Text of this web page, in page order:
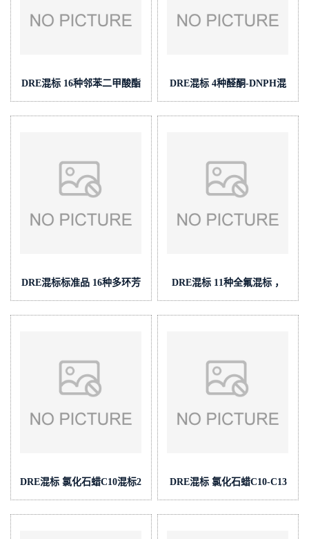
DRE混标 16种邻苯二甲酸酯
混标 cas号:多组分 (泰坦现货
DRE混标 4种醛酮-DNPH混
标(甲醛,乙醛,丙烯醛,丙酮)
DRE混标标准品 16种多环芳
烃混标 (PAHS) /HJ 478-
5009.265-2016 cas号:多组分
(泰坦现货供应)
DRE混标 11种全氟混标 ，
cas号:多组分 (泰坦现货供应)
DRE混标 氯化石蜡C10混标2
cas号:多组分 (泰坦现货供应)
DRE混标 氯化石蜡C10-C13
混标2 cas号:多组分 (泰坦现